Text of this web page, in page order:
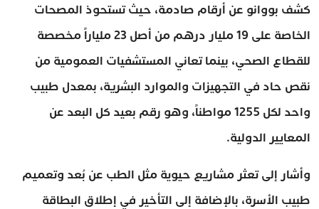
كشف بووانو عن أرقام صادمة، حيث تستحوذ المصحات
الخاصة على 19 مليار درهم من أصل 23 ملياراً مخصصة
للقطاع الصحي، بينما تعاني المستشفيات العمومية من
نقص حاد في التجهيزات والموارد البشرية، بمعدل طبيب
واحد لكل 1255 مواطناً، وهو رقم بعيد كل البعد عن
المعايير الدولية.
وأشار إلى تعثر مشاريع حيوية مثل الطب عن بُعد وتعميم
طبيب الأسرة، بالإضافة إلى التأخير في إطلاق البطاقة